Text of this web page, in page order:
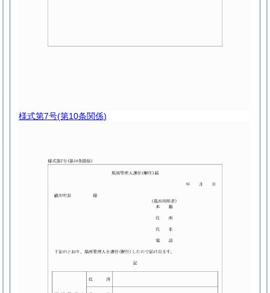
様式第7号(第10条関係)